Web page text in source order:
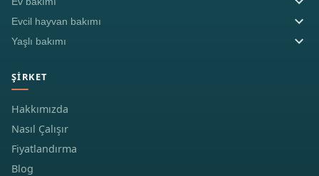
Evcil hayvan bakımı
Yaşlı bakımı
ŞIRKET
Hakkımızda
Nasıl Çalışır
Fiyatlandırma
Blog